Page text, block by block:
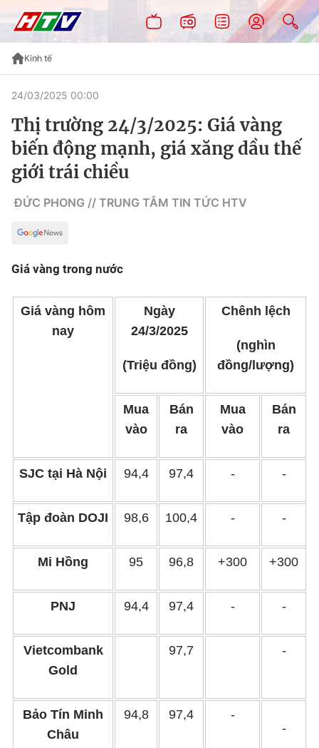
Kinh tế
24/03/2025 00:00
Thị trường 24/3/2025: Giá vàng
biến động mạnh, giá xăng dầu thế
giới trái chiều
ĐỨC PHONG // TRUNG TÂM TIN TỨC HTV
Giá vàng trong nước
Giá vàng hôm
nay
Ngày
24/3/2025
(Triệu đồng)
Chênh lệch
(nghìn
đồng/lượng)
Mua
vào
Bán
ra
Mua
vào
Bán
ra
SJC tại Hà Nội 94,4 97,4 - -
Tập đoàn DOJI 98,6 100,4 - -
Mi Hồng 95 96,8 +300 +300
PNJ 94,4 97,4 - -
Vietcombank
Gold
97,7 -
Bảo Tín Minh
Châu
94,8 97,4
-
-